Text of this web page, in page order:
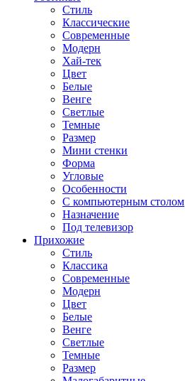
Стиль
Классические
Современные
Модерн
Хай-тек
Цвет
Белые
Венге
Светлые
Темные
Размер
Мини стенки
Форма
Угловые
Особенности
С компьютерным столом
Назначение
Под телевизор
Прихожие
Стиль
Классика
Современные
Модерн
Цвет
Белые
Венге
Светлые
Темные
Размер